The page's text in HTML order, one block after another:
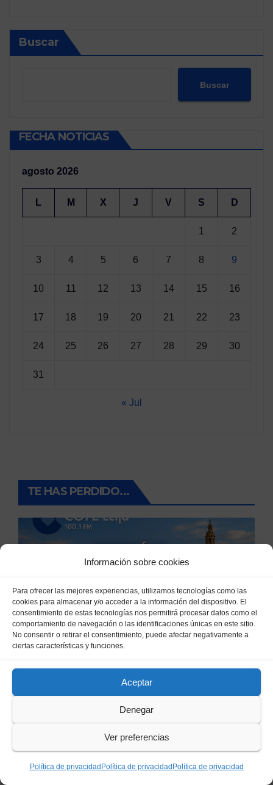
Información sobre cookies
Para ofrecer las mejores experiencias, utilizamos tecnologías como las
cookies para almacenar y/o acceder a la información del dispositivo. El
consentimiento de estas tecnologías nos permitirá procesar datos como el
comportamiento de navegación o las identificaciones únicas en este sitio.
No consentir o retirar el consentimiento, puede afectar negativamente a
ciertas características y funciones.
Aceptar
Denegar
Ver preferencias
Política de privacidad Política de privacidad Política de privacidad
Buscar
Buscar
FECHA NOTICIAS
agosto 2026
L M X J V S D
1 2
3 4 5 6 7 8 9
10 11 12 13 14 15 16
17 18 19 20 21 22 23
24 25 26 27 28 29 30
31
« Jul
TE HAS PERDIDO...
Sevilla a un fugitivo
reclamado por narcotráfico
tras no regresar a prisión
durante un permiso
4 DE JULIO DE 2026 COMMUNITY MANAGER
Écija se prepara para el
gran desfile militar del Día de
el Centro Militar de Cría
Caballar
7 DE OCTUBRE DE 2025 COMMUNITY
MANAGER